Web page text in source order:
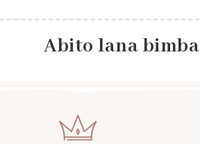
Abito lana bimba